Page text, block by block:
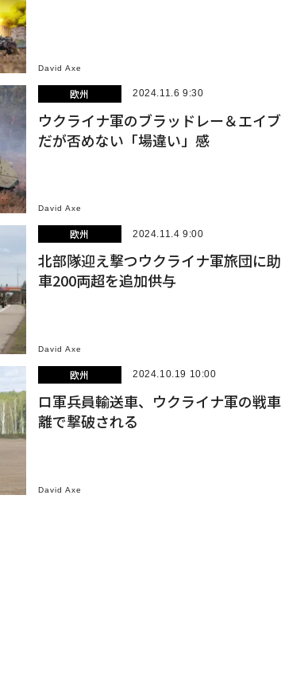
David Axe
欧州 2024.11.6 9:30
ウクライナ軍のブラッドレー＆エイ
だが否めない「場違い」感
David Axe
欧州 2024.11.4 9:00
北部隊迎え撃つウクライナ軍旅団に
車200両超を追加供与
David Axe
欧州 2024.10.19 10:00
ロ軍兵員輸送車、ウクライナ軍の戦
離で撃破される
David Axe